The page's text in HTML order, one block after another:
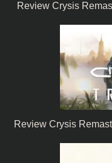
Review Crysis
Review Crysis